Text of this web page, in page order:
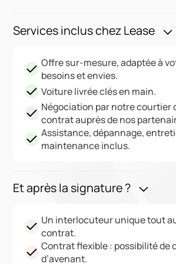
Services inclus chez Lease
Offre sur-mesure, adaptée à
besoins et envies.
Voiture livrée clés en main.
Négociation par notre courtier
contrat auprès de nos
Assistance, dépannage,
maintenance inclus.
Et après la signature ?
Un interlocuteur unique tout
contrat.
Contrat flexible : possibilité de
d’avenant.